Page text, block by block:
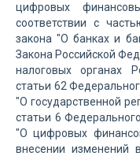
цифровых
соответствии с
закона "О банках и
Закона Российской
налоговых органах
статьи 62
"О государственной
статьи 6
"О цифровых
внесении изменений